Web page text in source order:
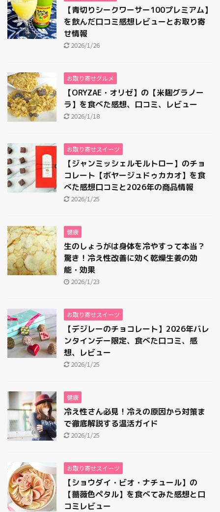
【青切りシークワーサー100プレミアム】
を飲んだ口コミ感想レビューとお取り寄
せ情報
2026/1/26
お取り寄せグルメ
【ORYZAE・オリゼ】の【米麹グラノー
ラ】を食べた感想、口コミ、レビュー
2026/1/18
お取り寄せスイーツ
【ジャンミッシェルモルトロー】のチョ
コレート【ボヤージュドゥカカオ】を食
べた感想口コミと2026年の商品情報
2026/1/25
健康
生のしょうがは身体を冷やすって本当？
驚き！冷え性改善に効く乾燥生姜の効
能・効果
2026/1/23
お取り寄せスイーツ
【デジレーのチョコレート】2026年バレ
ンタインデー限定、食べた口コミ、感
想、レビュー
2026/1/25
健康
冷え性さん必見！冷えの原因から対策ま
で徹底解説する温活ガイド
2026/1/25
お取り寄せスイーツ
【ショウダイ・ビオ・ナチュール】の
【薔薇色ペタル】を食べてみた感想と口
コミレビュー